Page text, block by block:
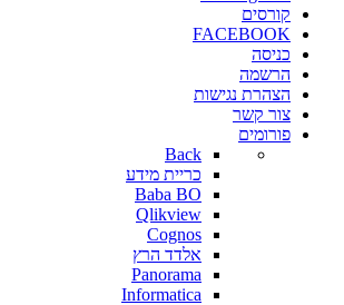
קורסים
FACEBOOK
כניסה
הרשמה
הצהרת נגישות
צור קשר
פורומים
Back
כריית מידע
Baba BO
Qlikview
Cognos
אלדד הרץ
Panorama
Informatica